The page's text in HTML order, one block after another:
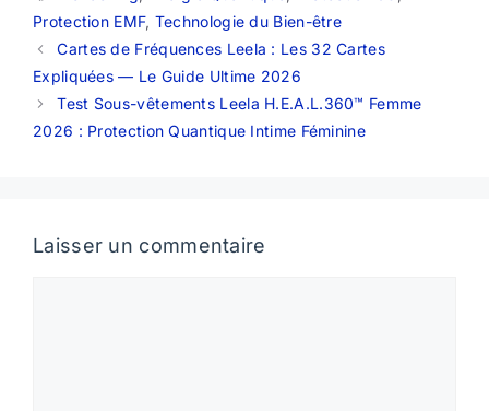
Protection EMF, Technologie du Bien-être
Cartes de Fréquences Leela : Les 32 Cartes
Expliquées — Le Guide Ultime 2026
Test Sous-vêtements Leela H.E.A.L.360™ Femme
2026 : Protection Quantique Intime Féminine
Laisser un commentaire